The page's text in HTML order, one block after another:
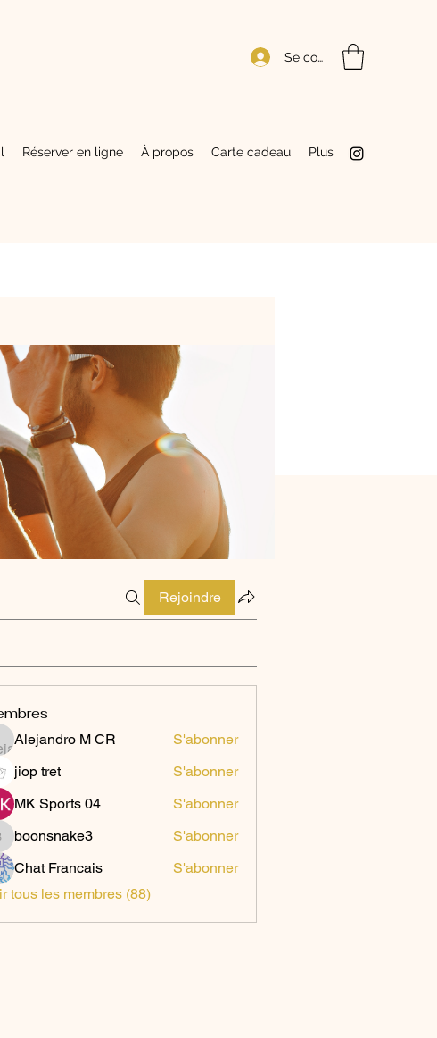
Se connecter
Réserver en ligne À propos Carte cadeau Plus
Rejoindre
Alejandro M CR
S'abonner
jiop tret
S'abonner
MK Sports 04
S'abonner
boonsnake3
boonsnake3
S'abonner
Chat Francais
S'abonner
tous les membres (88)